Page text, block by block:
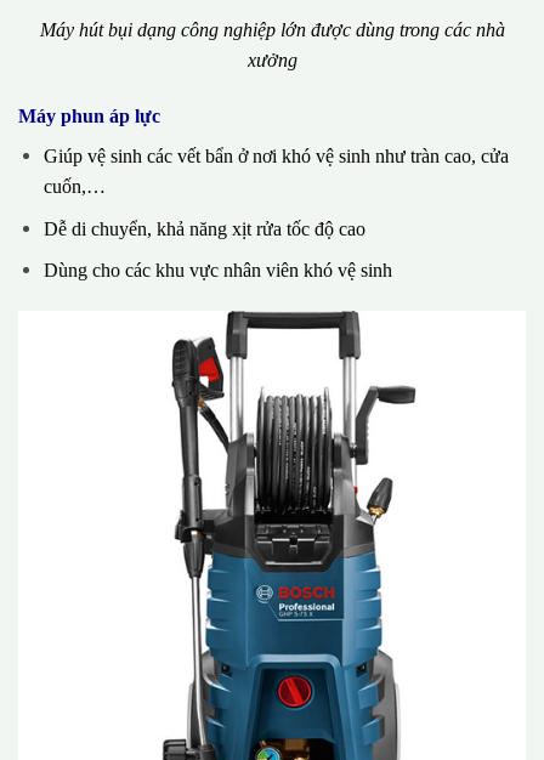
Máy hút bụi dạng công nghiệp lớn được dùng trong các nhà
xưởng
Máy phun áp lực
Giúp vệ sinh các vết bẩn ở nơi khó vệ sinh như tràn cao, cửa
cuốn,…
Dễ di chuyển, khả năng xịt rửa tốc độ cao
Dùng cho các khu vực nhân viên khó vệ sinh